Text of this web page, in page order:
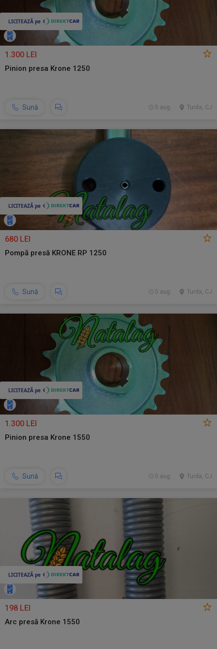
1.300 LEI
Pinion presa Krone 1250
Sună Turda, CJ
5 aug.
680 LEI
Pompă presă KRONE RP 1250
Sună Turda, CJ
5 aug.
1.300 LEI
Pinion presa Krone 1550
Sună Turda, CJ
5 aug.
198 LEI
Arc presă Krone 1550